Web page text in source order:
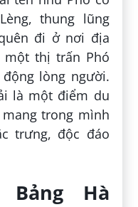
thung lũng
đi ở nơi địa
thị trấn Phó
lòng người.
là một điểm du
trong mình
trưng, độc đáo
Hà